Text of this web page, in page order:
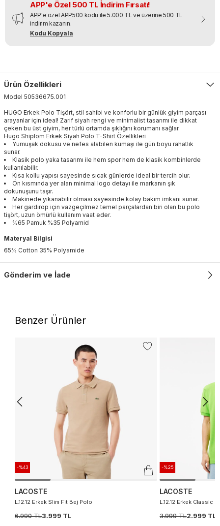
APP'e Özel 500 TL İndirim Fırsatı!
APP'e özel APP500 kodu ile 5.000 TL ve üzerine 500 TL
indirim kazanın.
Kodu Kopyala
Ürün Özellikleri
Model 50536675.001
HUGO Erkek Polo Tişört, stil sahibi ve konforlu bir günlük giyim parçası
arayanlar için ideal! Zarif siyah rengi ve minimalist tasarımı ile dikkat
çeken bu üst giyim, her türlü ortamda şıklığını korumanı sağlar.
Hugo Shiplom Erkek Siyah Polo T-Shirt Özellikleri
Yumuşak dokusu ve nefes alabilen kumaşı ile gün boyu rahatlık
sunar.
Klasik polo yaka tasarımı ile hem spor hem de klasik kombinlerde
kullanılabilir.
Kısa kollu yapısı sayesinde sıcak günlerde ideal bir tercih olur.
Ön kısmında yer alan minimal logo detayı ile markanın şık
dokunuşunu taşır.
Makinede yıkanabilir olması sayesinde kolay bakım imkanı sunar.
Her gardırop için vazgeçilmez temel parçalardan biri olan bu polo
tişört, uzun ömürlü kullanım vaat eder.
%65 Pamuk %35 Polyamid
Materyal Bilgisi
65% Cotton 35% Polyamide
Gönderim ve İade
Benzer Ürünler
-%43
LACOSTE
L.12.12 Erkek Slim Fit Bej Polo
6.990 TL3.999 TL
-%25
LACOSTE
L.12.12 Erkek Classic
3.999 TL2.999 TL